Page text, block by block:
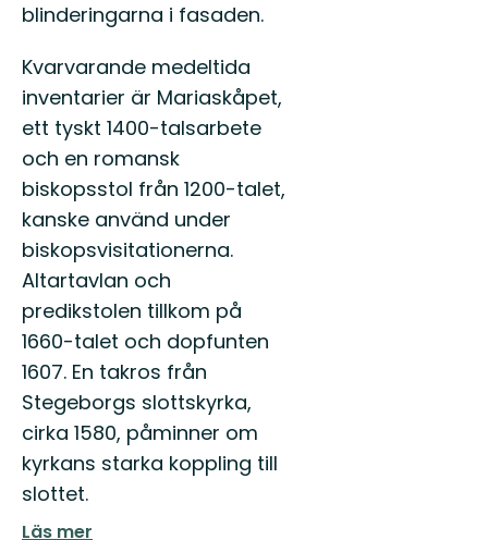
blinderingarna i fasaden.
Kvarvarande medeltida
inventarier är Mariaskåpet,
ett tyskt 1400-talsarbete
och en romansk
biskopsstol från 1200-talet,
kanske använd under
biskopsvisitationerna.
Altartavlan och
predikstolen tillkom på
1660-talet och dopfunten
1607. En takros från
Stegeborgs slottskyrka,
cirka 1580, påminner om
kyrkans starka koppling till
slottet.
Läs mer